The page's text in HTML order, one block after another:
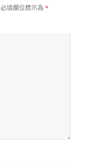
必填欄位標示為*